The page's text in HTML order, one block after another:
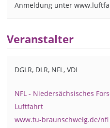
Anmeldung unter
Veranstalter
DGLR, DLR, NFL, VDI
NFL - Niedersächsisches
Luftfahrt
www.tu-braunschweig.de/nfl